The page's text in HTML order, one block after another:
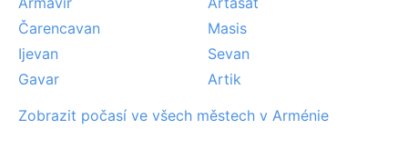
Čarencavan
Masis
Ijevan
Sevan
Gavar
Artik
Zobrazit počasí ve všech městech v Arménie